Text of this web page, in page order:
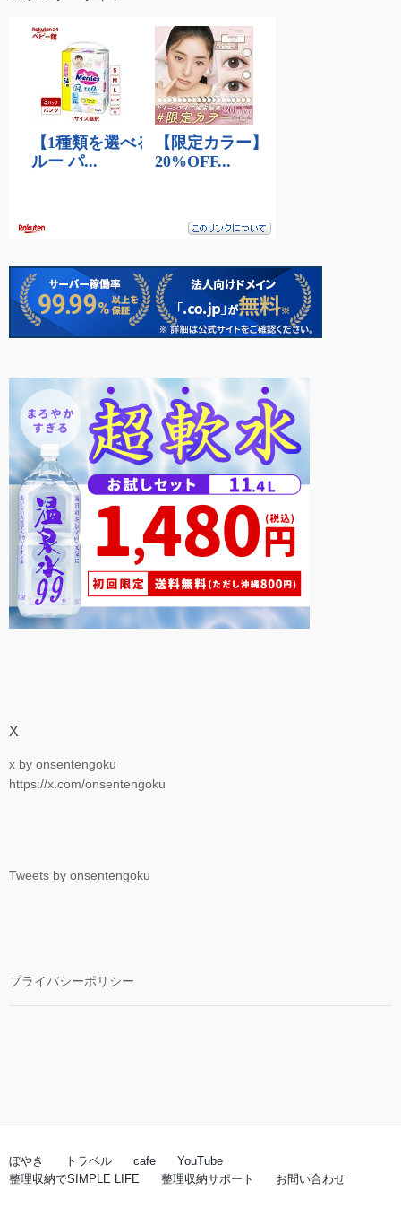
X
x by onsentengoku
https://x.com/onsentengoku
Tweets by onsentengoku
プライバシーポリシー
ぼやき トラベル cafe
YouTube
整理収納でSIMPLE LIFE
整理収納サポート お問い合わせ